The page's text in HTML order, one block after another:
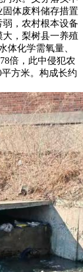
体废料储存措置
，农村根本设备
，梨树县一养殖
体化学需氧量、
倍，此中侵犯农
方米。构成长约